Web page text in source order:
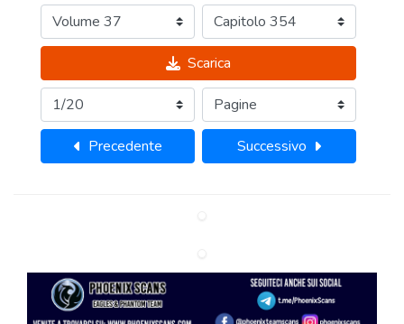
Scarica
Precedente Successivo